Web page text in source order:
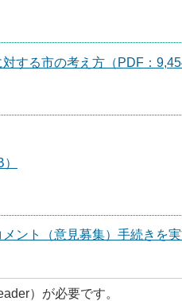
する市の考え方（PDF：
メント（意見募集）手続きを
）が必要です。